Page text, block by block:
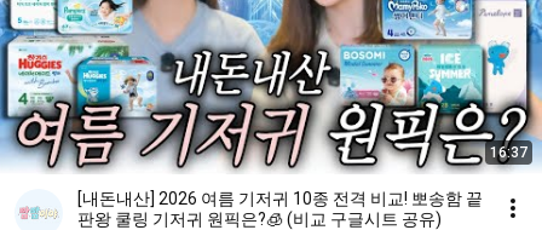
16:37
[내돈내산] 2026 여름 기저귀 10종 전격 비교! 뽀송함 끝
판왕 쿨링 기저귀 원픽은?🧊 (비교 구글시트 공유)